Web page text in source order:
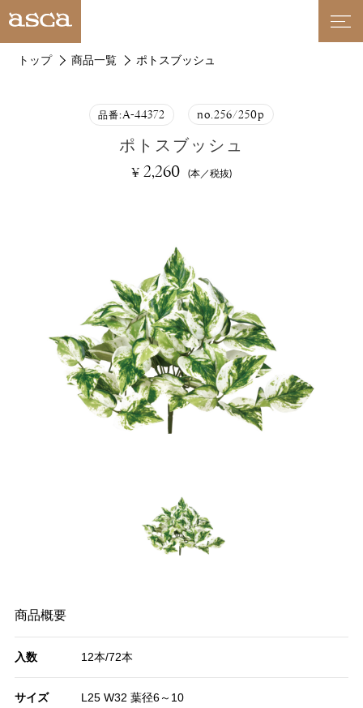
トップ 商品一覧 ポトスブッシュ
品番:A-44372 no.256/250p
ポトスブッシュ
¥ 2,260 (本／税抜)
商品概要
入数 12本/72本
サイズ L25 W32 葉径6～10